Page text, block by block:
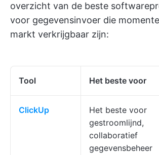
overzicht van de beste
voor gegevensinvoer die
markt verkrijgbaar zijn:
Tool Het beste voor
ClickUp
Het beste voor
gestroomlijnd,
collaboratief
gegevensbeheer